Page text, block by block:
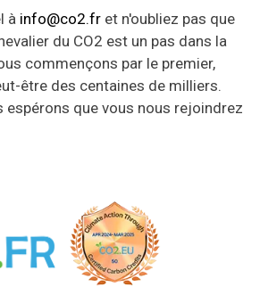
à info@co2.fr et n'oubliez pas que
du CO2 est un pas dans la
commençons par le premier,
être des centaines de milliers.
espérons que vous nous rejoindrez